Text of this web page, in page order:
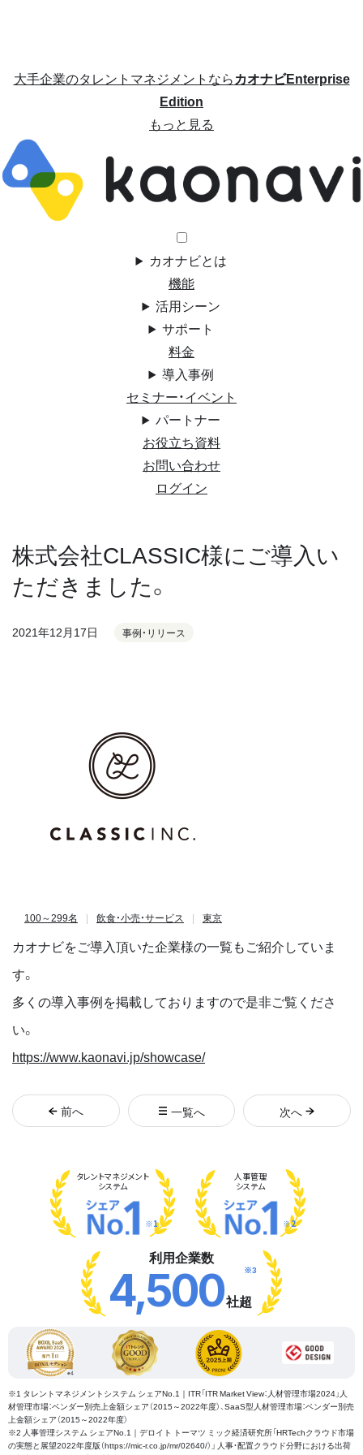
大手企業のタレントマネジメントならカオナビEnterprise
Edition
もっと見る
カオナビとは
機能
活用シーン
サポート
料金
導入事例
セミナー・イベント
パートナー
お役立ち資料
お問い合わせ
ログイン
株式会社CLASSIC様にご導入い
ただきました。
2021年12月17日 事例・リリース
100～299名 飲食・小売・サービス 東京
カオナビをご導入頂いた企業様の一覧もご紹介していま
す。
多くの導入事例を掲載しておりますので是非ご覧くださ
い。
https://www.kaonavi.jp/showcase/
前へ 一覧へ 次へ
タレントマネジメント
システム
※1
人事管理
システム
※2
利用企業数
4,500社超
※3
※1 タレントマネジメントシステム シェアNo.1｜ITR「ITR Market View：人材管理市場2024」人
材管理市場：ベンダー別売上金額シェア（2015～2022年度）、SaaS型人材管理市場：ベンダー別売
上金額シェア（2015～2022年度）
※2 人事管理システム シェアNo.1｜デロイト トーマツ ミック経済研究所「HRTechクラウド市場
の実態と展望2022年度版（https://mic-r.co.jp/mr/02640/）」 人事・配置クラウド分野における出荷